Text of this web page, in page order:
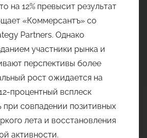
на 12% превысит результат
«Коммерсантъ» со
Partners. Однако
участники рынка и
перспективы более
рост ожидается на
процентный всплеск
совпадении позитивных
лета и восстановления
активности.